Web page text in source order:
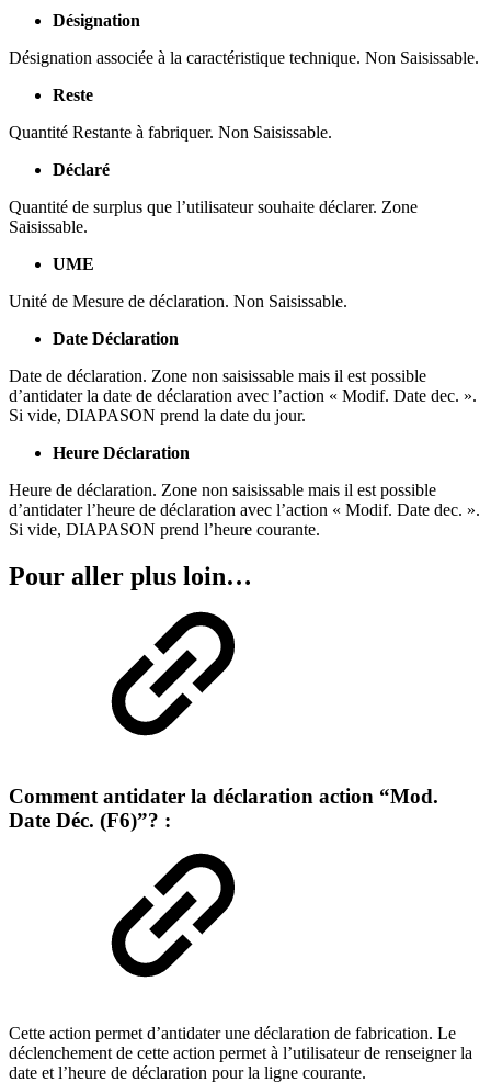
Désignation
Désignation associée à la caractéristique technique. Non Saisissable.
Reste
Quantité Restante à fabriquer. Non Saisissable.
Déclaré
Quantité de surplus que l’utilisateur souhaite déclarer. Zone
Saisissable.
UME
Unité de Mesure de déclaration. Non Saisissable.
Date Déclaration
Date de déclaration. Zone non saisissable mais il est possible
d’antidater la date de déclaration avec l’action « Modif. Date dec. ».
Si vide, DIAPASON prend la date du jour.
Heure Déclaration
Heure de déclaration. Zone non saisissable mais il est possible
d’antidater l’heure de déclaration avec l’action « Modif. Date dec. ».
Si vide, DIAPASON prend l’heure courante.
Pour aller plus loin…
Comment antidater la déclaration action “Mod.
Date Déc. (F6)”? :
Cette action permet d’antidater une déclaration de fabrication. Le
déclenchement de cette action permet à l’utilisateur de renseigner la
date et l’heure de déclaration pour la ligne courante.